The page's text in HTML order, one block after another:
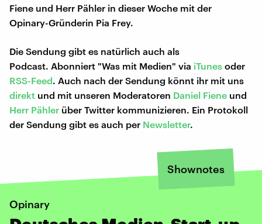
Fiene und Herr Pähler in dieser Woche mit der
Opinary-Gründerin Pia Frey.
Die Sendung gibt es natürlich auch als
Podcast. Abonniert "Was mit Medien" via iTunes oder
RSS-Feed. Auch nach der Sendung könnt ihr mit uns
direkt und mit unseren Moderatoren Daniel Fiene und
Herr Pähler über Twitter kommunizieren. Ein Protokoll
der Sendung gibt es auch per Newsletter.
Shownotes
Opinary